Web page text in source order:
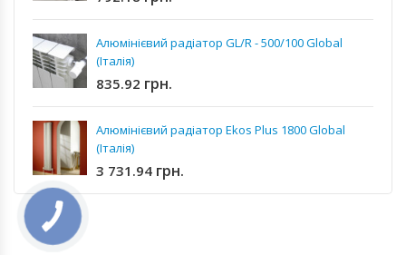
Алюмінієвий радіатор GL/R - 500/100 Global
(Італія)
835.92 грн.
Алюмінієвий радіатор Ekos Plus 1800 Global
(Італія)
3 731.94 грн.